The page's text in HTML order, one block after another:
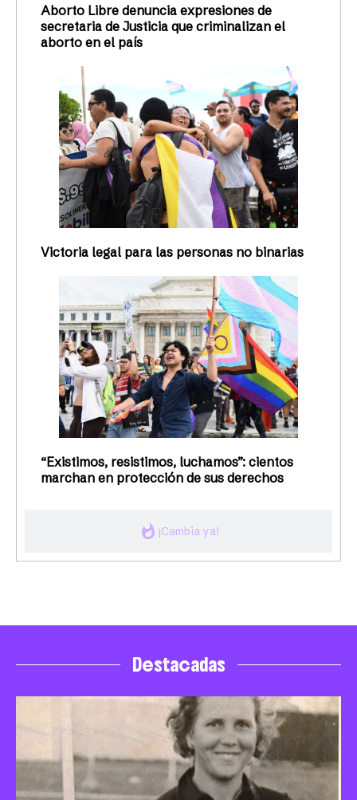
whatshot ¡Cambia ya!
Aborto Libre denuncia expresiones de
secretaria de Justicia que criminalizan el
aborto en el país
Victoria legal para las personas no binarias
“Existimos, resistimos, luchamos”: cientos
marchan en protección de sus derechos
Destacadas